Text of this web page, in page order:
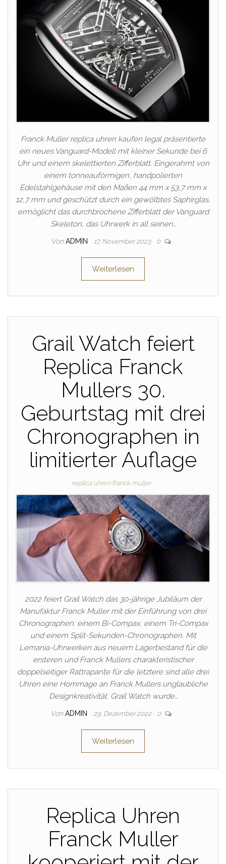
Franck Muller replica uhren kaufen legal präsentierte
ein neues Vanguard-Modell mit kleiner Sekunde bei 6
Uhr und einem skelettierten Zifferblatt. Eingerahmt von
einem tonneauförmigen, handpolierten
Edelstahlgehäuse mit den Maßen 44 mm x 53,7 mm x
12,7 mm und geschützt durch ein gewölbtes Saphirglas,
ermöglicht das durchbrochene Zifferblatt der Vanguard
Skeleton, das Uhrwerk in all seinen…
Von ADMIN 17. November 2023 0
Weiterlesen
Grail Watch feiert
Replica Franck
Mullers 30.
Geburtstag mit drei
Chronographen in
limitierter Auflage
replica uhren franck muller
2022 feiert Grail Watch das 30-jährige Jubiläum der
Manufaktur Franck Muller mit der Einführung von drei
Chronographen: einem Bi-Compax, einem Tri-Compax
und einem Split-Sekunden-Chronographen. Mit
Lemania-Uhrwerken aus neuem Lagerbestand für die
ersteren und Franck Mullers charakteristischer
doppelseitiger Rattrapante für die letztere sind alle drei
Uhren eine Hommage an Franck Mullers unglaubliche
Designkreativität. Grail Watch wurde…
Von ADMIN 29. Dezember 2022 0
Weiterlesen
Replica Uhren
Franck Muller